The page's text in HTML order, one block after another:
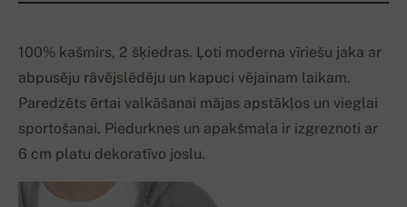
100% kašmirs, 2 šķiedras. Ļoti moderna vīriešu jaka ar
abpusēju rāvējslēdēju un kapuci vējainam laikam.
Paredzēts ērtai valkāšanai mājas apstākļos un vieglai
sportošanai. Piedurknes un apakšmala ir izgreznoti ar
6 cm platu dekoratīvo joslu.